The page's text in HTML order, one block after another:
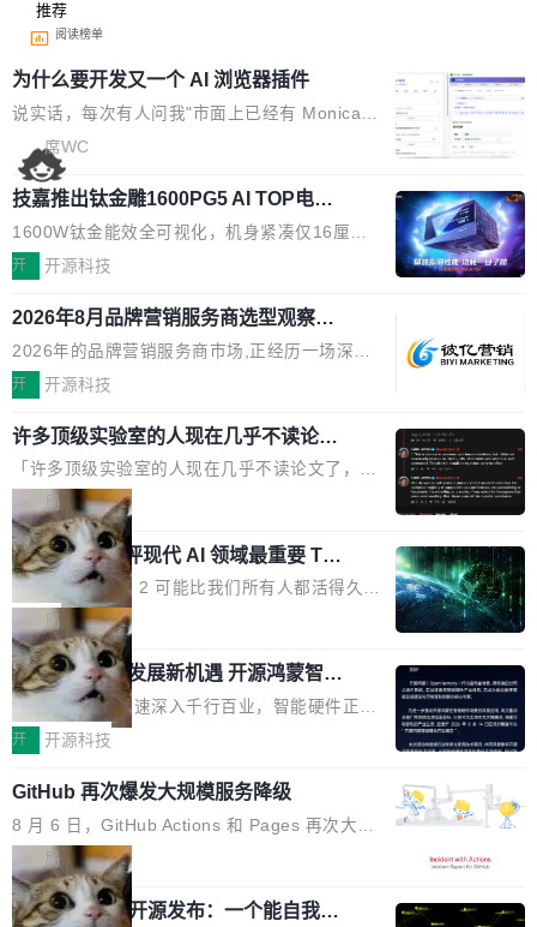
推荐
阅读榜单
为什么要开发又一个 AI 浏览器插件
说实话，每次有人问我"市面上已经有 Monica、
Sider、Copilot for Chrome 这些 AI 浏览器插件
了，你为什么还要再做一个"，我都觉得这个问题
问得好。 因为我自己也是从用户变成开发者的。
现有产品的天花板 我用过不少 AI 浏览器插件。
刚开始觉得都挺好——选中一段文字，弹出解
要。但用久了你会发现，它们本质上都是同一类
东西：一个带网页上下文的聊天框。 它们能读取
页面的文本，然后把文本丢给大模型，再返回一
段回答。仅此而已。 这当然有用，但总觉得差点
意思。比如我在一个后台管理系统里，需要填50
个表单字段，每个字段还有联动逻辑；比如我
想...
席WC
技嘉推出钛金雕1600PG5 AI TOP电
源：为发烧级主机与本地AI算力打造旗
舰供电方案
1600W钛金能效全可视化，机身紧凑仅16厘米
继2026台北电脑展首度亮相后，技嘉科技近日正
电源专为发烧级DIY主机与本地AI算力平台打
造，整机长度仅16厘米，提供1600W额定功率
与80PLUS钛金能效；支持ATX 3.1与PCIe 5.1
规范，结合服务器级元件、完善供电线材与内置
实时LCD监控屏，可充分满足当下高阶PC主机
的严苛使用需求。 澎湃功率，紧凑机身 钛金雕1
600PG5 AI TOP具备强悍输出功率，同时实现
机身尺寸大幅精简。整机长度仅16厘米，属于同
功率段机身尺寸十分紧凑的1600W电源产品。小
巧机身有效提升市面主流标准A...
开 开源科技
2026年8月品牌营销服务商选型观察：
从流量思维到品牌资产思维的范式转移
2026年的品牌营销服务商市场,正经历一场深刻
的价值重构。全球全案品牌代理机构市场从2025
复合增长率达5.44%,预计2032年将突破120亿美
元。数字广告与公共关系相关服务市场更是从20
25年的8463亿美元扩张至2026年的8763亿美
元。数字的背后是一个清晰的事实——品牌对专
业化营销服务的需求从未如此迫切。 但市场扩容
的同时,服务商的竞争逻辑正在改变。2026年Top
Agency年度合辑的观察指出,“产品”这个离消费
者最近的载体,在整个品牌营销层面的权重显著变
高了。全域营销服务商的竞争正在从规模转向深
度,案例厚度、全域覆盖、多线协同...
开 开源科技
许多顶级实验室的人现在几乎不读论文
了
「许多顶级实验室的人现在几乎不读论文了，而
且他们认为 ICLR/ICML/NeurIPS 充斥着大量过
度宣传和欺诈。」 OpenAI 研究员 Keller Jorda
n 这条推文引发了广泛讨论。他不是在说风凉
话，他是说出了一个圈内人尽皆知但很少公开捅
破的事实。 Jordan 随后补充了一句软化声明：
「我不认为这些会议上大部分论文都在过度宣传
或造假。问题是，作为读者，如果你筛选出那些
看起来最令人兴奋的论文，那它们大部分都是过
度宣传的。」 这才是真正的痛点。不是所有论文
都有问题，是最吸引眼球的那批论文最有问题。
他引用的帖子来自 Mathew Shen，一位 ICLR 2
026 的读者：「看了篇 ...
局
xAI 前工程师评现代 AI 领域最重要 Top
3 开源项目
Flash Attention 2 可能比我们所有人都活得久。
这句话不是来自某个技术博客，而是出自 Hieu
Pham 的一条推文。Hieu Pham 是谁？他是 xAI
的早期工程师之一，在 Grok 训练基础设施团队
工作过。近日他在 X 上发了一条帖子，列出了他
认为现代 AI 领域最重要的三个开源项目。 第一
理由很具体。FA 系列不需要解释，但 FA2 是他
认为最重要的一个——复杂度恰到好处，刚好能
驱动你去学 CuTe，但还没被那些"邪恶的" Hopp
er++ 优化所淹没，足够容易修改和适配。 更关
键的是 FA2 的持久性...
局
共商智能硬件发展新机遇 开源鸿蒙智能
硬件开发者日杭州站即将举行
随着万物智联加速深入千行百业，智能硬件正从
单点设备迈向智能化、网联化、协同化发展。作
鸿蒙通过统一技术底座和分布式能力，为不同类
型智能设备的开发、连接与互联提供关键支撑，
也为产业链企业探索产品创新与商业增长打开新
的空间。 8月14日，开源鸿蒙智能硬件开发者日
（OHDD：OpenHarmony Hardware Develope
开 开源科技
GitHub 再次爆发大规模服务降级
8 月 6 日，GitHub Actions 和 Pages 再次大规
模服务降级，Actions 完全不可用超过 5 小时，
webhook 停发，连自托管 runner 也因调度层故
障无法工作。Pages、Copilot code review、C
局
Prime Agent 开源发布：一个能自我改